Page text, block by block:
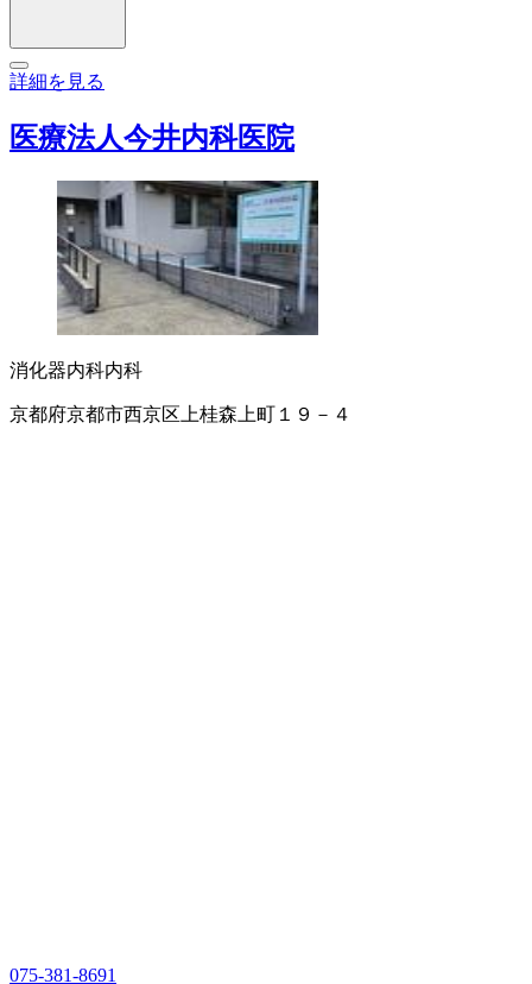
詳細を見る
医療法人今井内科医院
消化器内科内科
京都府京都市西京区上桂森上町１９－４
075-381-8691